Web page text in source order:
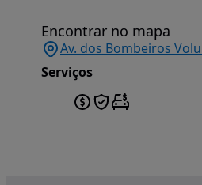
Encontrar no mapa
Av. dos Bombeiros
Serviços